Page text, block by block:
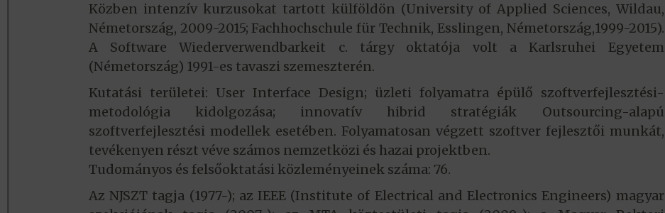
Közben intenzív kurzusokat tartott külföldön (University of Applied Sciences, Wildau,
Németország, 2009-2015; Fachhochschule für Technik, Esslingen, Németország,1999-2015).
A Software Wiederverwendbarkeit c. tárgy oktatója volt a Karlsruhei Egyetem
(Németország) 1991-es tavaszi szemeszterén.
Kutatási területei: User Interface Design; üzleti folyamatra épülő szoftverfejlesztési-
metodológia kidolgozása; innovatív hibrid stratégiák Outsourcing-alapú
szoftverfejlesztési modellek esetében. Folyamatosan végzett szoftver fejlesztői munkát,
tevékenyen részt véve számos nemzetközi és hazai projektben.
Tudományos és felsőoktatási közleményeinek száma: 76.
Az NJSZT tagja (1977-); az IEEE (Institute of Electrical and Electronics Engineers) magyar